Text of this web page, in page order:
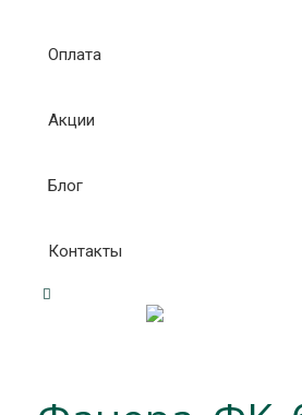
Оплата
Акции
Блог
Контакты